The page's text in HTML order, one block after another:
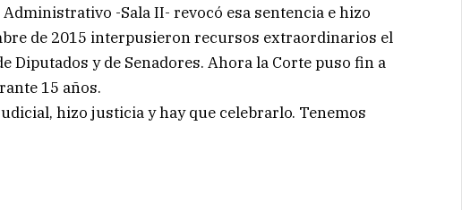
-Sala II- revocó esa sentencia e hizo
de 2015 interpusieron recursos extraordinarios el
Diputados y de Senadores. Ahora la Corte puso fin a
15 años.
hizo justicia y hay que celebrarlo. Tenemos